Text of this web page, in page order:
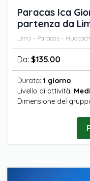
Paracas Ica
partenza da
Lima - Paracas -
Da:$135.00
Durata:1 giorno
Livello di attività:
Dimensione del